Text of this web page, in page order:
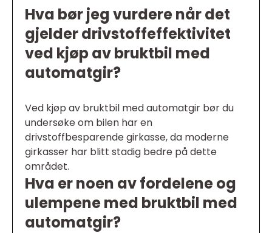
Hva bør jeg vurdere når det
gjelder drivstoffeffektivitet
ved kjøp av bruktbil med
automatgir?
Ved kjøp av bruktbil med automatgir bør du
undersøke om bilen har en
drivstoffbesparende girkasse, da moderne
girkasser har blitt stadig bedre på dette
området.
Hva er noen av fordelene og
ulempene med bruktbil med
automatgir?